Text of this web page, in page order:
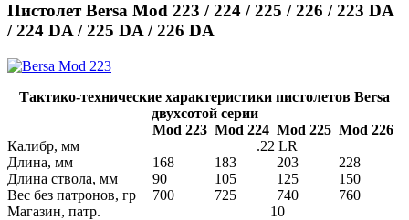
Пистолет Bersa Mod 223 / 224 / 225 / 226 / 223 DA
/ 224 DA / 225 DA / 226 DA
Тактико-технические характеристики пистолетов Bersa
двухсотой серии
Mod 223 Mod 224 Mod 225 Mod 226
Калибр, мм
.22 LR
Длина, мм
168 183 203
228
Длина ствола, мм
90 105 125
150
Вес без патронов, гр
700 725 740
760
Магазин, патр.
10